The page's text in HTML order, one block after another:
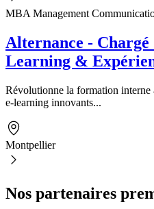
MBA Management
Alternance -
Learning &
Révolutionne la formation
e-learning innovants...
Montpellier
Nos partenaires